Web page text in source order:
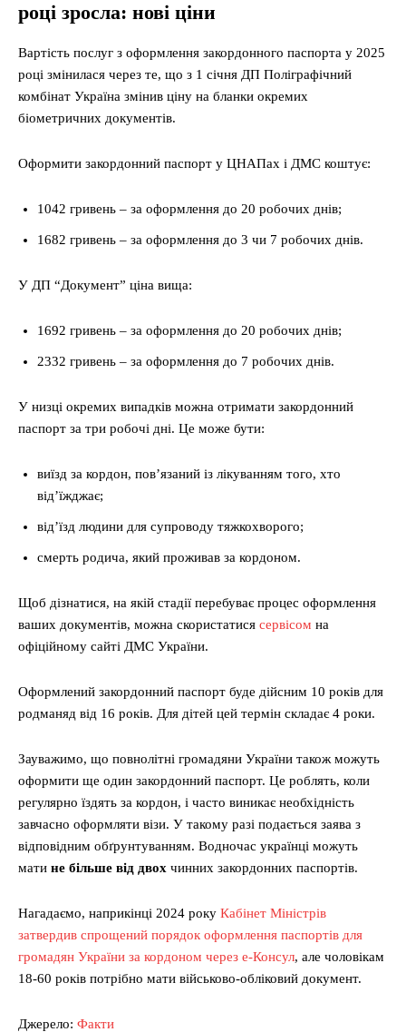
році зросла: нові ціни
Вартість послуг з оформлення закордонного паспорта у 2025
році змінилася через те, що з 1 січня ДП Поліграфічний
комбінат Україна змінив ціну на бланки окремих
біометричних документів.
Оформити закордонний паспорт у ЦНАПах і ДМС коштує:
1042 гривень – за оформлення до 20 робочих днів;
1682 гривень – за оформлення до 3 чи 7 робочих днів.
У ДП “Документ” ціна вища:
1692 гривень – за оформлення до 20 робочих днів;
2332 гривень – за оформлення до 7 робочих днів.
У низці окремих випадків можна отримати закордонний
паспорт за три робочі дні. Це може бути:
виїзд за кордон, пов’язаний із лікуванням того, хто
від’їжджає;
від’їзд людини для супроводу тяжкохворого;
смерть родича, який проживав за кордоном.
Щоб дізнатися, на якій стадії перебуває процес оформлення
ваших документів, можна скористатися сервісом на
офіційному сайті ДМС України.
Оформлений закордонний паспорт буде дійсним 10 років для
родманяд від 16 років. Для дітей цей термін складає 4 роки.
Зауважимо, що повнолітні громадяни України також можуть
оформити ще один закордонний паспорт. Це роблять, коли
регулярно їздять за кордон, і часто виникає необхідність
завчасно оформляти візи. У такому разі подається заява з
відповідним обґрунтуванням. Водночас українці можуть
мати не більше від двох чинних закордонних паспортів.
Нагадаємо, наприкінці 2024 року Кабінет Міністрів
затвердив спрощений порядок оформлення паспортів для
громадян України за кордоном через е-Консул, але чоловікам
18-60 років потрібно мати військово-обліковий документ.
Джерело: Факти